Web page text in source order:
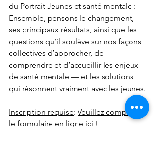
du Portrait Jeunes et santé mentale :
Ensemble, pensons le changement,
ses principaux résultats, ainsi que les
questions qu’il soulève sur nos façons
collectives d’approcher, de
comprendre et d’accueillir les enjeux
de santé mentale — et les solutions
qui résonnent vraiment avec les jeunes.
Inscription requise: Veuillez compléter
le formulaire en ligne ici !